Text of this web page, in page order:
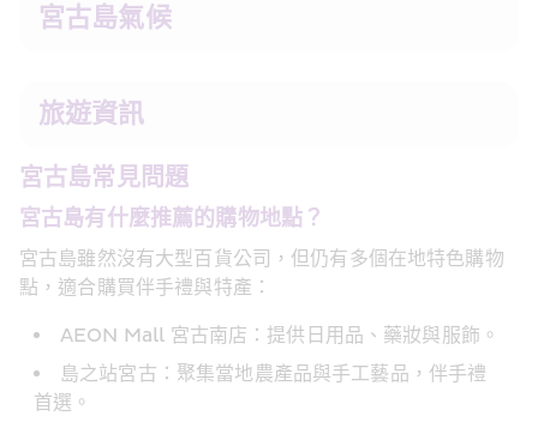
宮古島氣候
旅遊資訊
宮古島常見問題
宮古島有什麼推薦的購物地點？
宮古島雖然沒有大型百貨公司，但仍有多個在地特色購物
點，適合購買伴手禮與特產：
AEON Mall 宮古南店：提供日用品、藥妝與服飾。
島之站宮古：聚集當地農產品與手工藝品，伴手禮
首選。